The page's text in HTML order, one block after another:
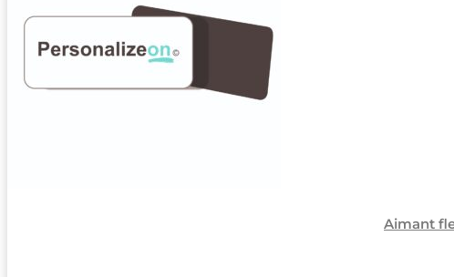
Aimant